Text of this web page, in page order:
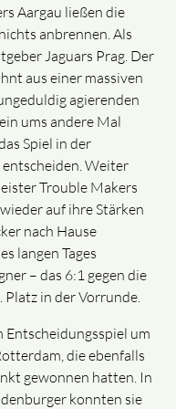
Aargau ließen die
anbrennen. Als
Jaguars Prag. Der
aus einer massiven
agierenden
ums andere Mal
Spiel in der
entscheiden. Weiter
Trouble Makers
auf ihre Stärken
nach Hause
langen Tages
– das 6:1 gegen die
Platz in der Vorrunde.
Entscheidungsspiel um
die ebenfalls
gewonnen hatten. In
konnten sie